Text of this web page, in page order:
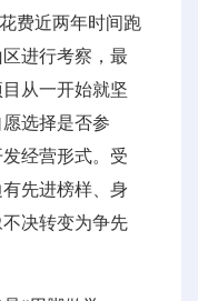
费近两年时间跑
进行考察，最
从一开始就坚
选择是否参
经营形式。受
先进榜样、身
决转变为争先